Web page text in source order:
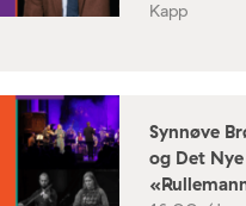
Kapp
Synnøve
og Det